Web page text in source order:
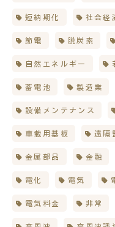
短納期化 社会経
節電 脱炭素
自然エネルギー
蓄電池 製造業
設備メンテナンス
車載用基板 遠隔
金属部品 金融
電化 電気
電気料金 非常